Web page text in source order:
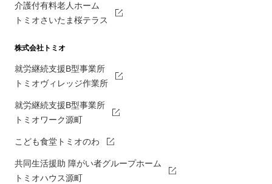
介護付有料老人ホーム
トミオさいたま桜テラス
株式会社トミオ
就労継続支援B型事業所
トミオヴィレッジ作業所
就労継続支援B型事業所
トミオワーク源町
こども食堂トミオのわ
共同生活援助 障がい者グループホーム
トミオハウス源町